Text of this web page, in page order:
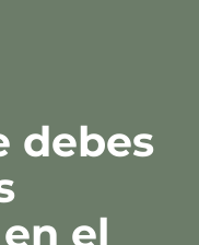
debes
el